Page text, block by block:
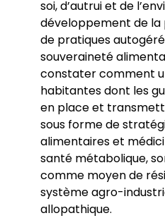
soi, d’autrui et de
développement de la
de pratiques
souveraineté
constater comment
habitantes dont les
en place et
sous forme de
alimentaires et
santé métabolique,
comme moyen de
système agro-
allopathique.